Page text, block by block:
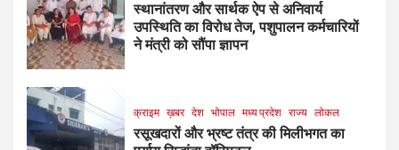
स्थानांतरण और सार्थक ऐप से अनिवार्य
उपस्थिति का विरोध तेज, पशुपालन कर्मचारियों
ने मंत्री को सौंपा ज्ञापन
क्राइम ख़बर देश भोपाल मध्य प्रदेश राज्य लोकल
रसूखदारों और भ्रष्ट तंत्र की मिलीभगत का